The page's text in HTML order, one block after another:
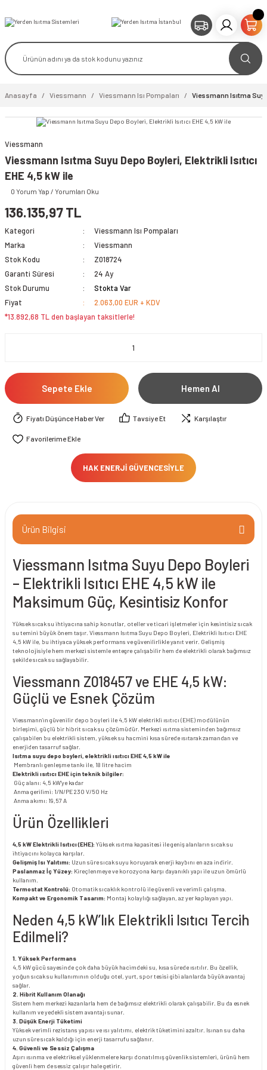
Anasayfa Viessmann Viessmann Isı Pompaları Viessmann Isıtma Suyu
Viessmann
Viessmann Isıtma Suyu Depo Boyleri, Elektrikli Isıtıcı
EHE 4,5 kW ile
0 Yorum Yap / Yorumları Oku
136.135,97 TL
Kategori
Viessmann Isı Pompaları
Marka
Viessmann
Stok Kodu
Z018724
Garanti Süresi
24 Ay
Stok Durumu
Stokta Var
Fiyat
2.063,00 EUR + KDV
*13.892,68 TL den başlayan taksitlerle!
Sepete Ekle Hemen Al
Fiyatı Düşünce Haber Ver Tavsiye Et Karşılaştır
HAK ENERJİ GÜVENCESİYLE
Ürün Bilgisi
Viessmann Isıtma Suyu Depo Boyleri
– Elektrikli Isıtıcı EHE 4,5 kW ile
Maksimum Güç, Kesintisiz Konfor
Yüksek sıcak su ihtiyacına sahip konutlar, oteller ve ticari işletmeler için kesintisiz sıcak
su temini büyük önem taşır. Viessmann Isıtma Suyu Depo Boyleri, Elektrikli Isıtıcı EHE
4,5 kW ile, bu ihtiyaca yüksek performans ve güvenilirlikle yanıt verir. Gelişmiş
teknolojisiyle hem merkezi sistemle entegre çalışabilir hem de elektrikli olarak bağımsız
şekilde sıcak su sağlayabilir.
Viessmann Z018457 ve EHE 4,5 kW:
Güçlü ve Esnek Çözüm
Viessmann’ın güvenilir depo boyleri ile 4,5 kW elektrikli ısıtıcı (EHE) modülünün
birleşimi, güçlü bir hibrit sıcak su çözümüdür. Merkezi ısıtma sisteminden bağımsız
çalışabilen bu elektrikli sistem, yüksek su hacmini kısa sürede ısıtarak zamandan ve
enerjiden tasarruf sağlar.
Isıtma suyu depo boyleri, elektrikli ısıtıcı EHE 4,5 kW ile
Membranlı genleşme tankı ile, 18 litre hacim
Elektrikli ısıtıcı EHE için teknik bilgiler:
Güç alanı: 4,5 kW'ye kadar
Anma gerilimi: 1/N/PE 230 V/50 Hz
Anma akımı: 19,57 A
Ürün Özellikleri
4,5 kW Elektrikli Isıtıcı (EHE): Yüksek ısıtma kapasitesi ile geniş alanların sıcak su
ihtiyacını kolayca karşılar.
Gelişmiş Isı Yalıtımı: Uzun süre sıcak suyu koruyarak enerji kaybını en aza indirir.
Paslanmaz İç Yüzey: Kireçlenmeye ve korozyona karşı dayanıklı yapı ile uzun ömürlü
kullanım.
Termostat Kontrolü: Otomatik sıcaklık kontrolü ile güvenli ve verimli çalışma.
Kompakt ve Ergonomik Tasarım: Montaj kolaylığı sağlayan, az yer kaplayan yapı.
Neden 4,5 kW’lık Elektrikli Isıtıcı Tercih
Edilmeli?
1. Yüksek Performans
4,5 kW gücü sayesinde çok daha büyük hacimdeki su, kısa sürede ısıtılır. Bu özellik,
yoğun sıcak su kullanımının olduğu otel, yurt, spor tesisi gibi alanlarda büyük avantaj
sağlar.
2. Hibrit Kullanım Olanağı
Sistem hem merkezi kazanlarla hem de bağımsız elektrikli olarak çalışabilir. Bu da esnek
kullanım ve yedekli sistem avantajı sunar.
3. Düşük Enerji Tüketimi
Yüksek verimli rezistans yapısı ve ısı yalıtımı, elektrik tüketimini azaltır. Isınan su daha
uzun süre sıcak kaldığı için enerji tasarrufu sağlanır.
4. Güvenli ve Sessiz Çalışma
Aşırı ısınma ve elektriksel yüklenmelere karşı donatılmış güvenlik sistemleri, ürünü hem
güvenli hem de sessiz çalışır hale getirir.